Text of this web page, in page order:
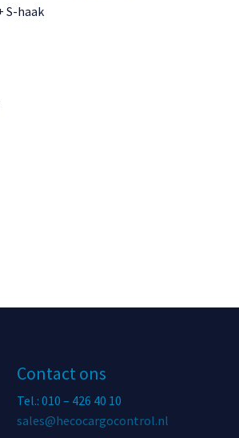
S-haak
Contact ons
Tel.: 010 – 426 40 10
sales@hecocargocontrol.nl